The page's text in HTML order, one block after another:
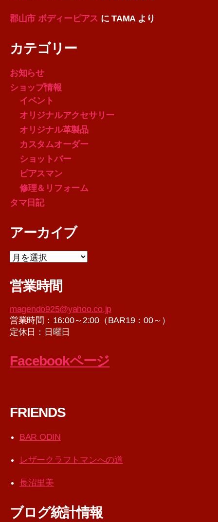
郡山市 ボディーピアス にTAMAより
カテゴリー
お知らせ
ショップ情報
イベント
オリジナルアクセサリー
オリジナル革製品
カスタムオーダー
ショットバー
ピアスマン
修理＆リフォーム
タマ日記
アーカイブ
ア
イ
営業時間
magendo925@yahoo.co.jp
営業時間：16:00～2:00（BAR19：00～）
定休日：日曜日
Facebookページ
FRIENDS
BAR ODIN
レザークラフトマンへの道
長沼里美
ブログ統計情報